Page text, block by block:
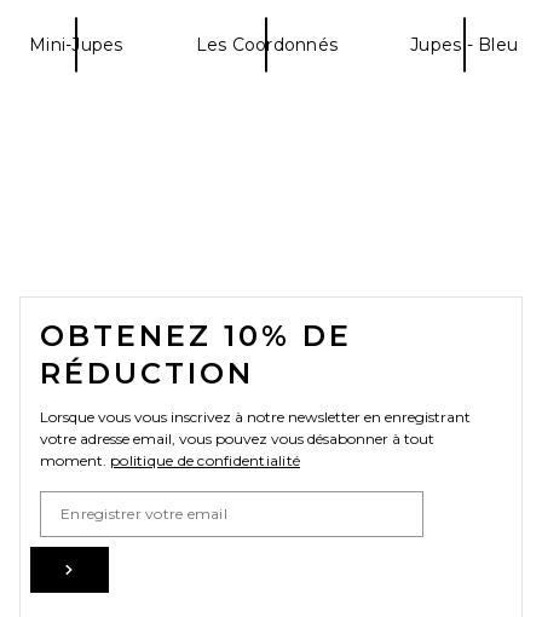
Mini-Jupes Les Coordonnés Jupes - Bleu
FOOTER
OBTENEZ 10% DE
RÉDUCTION
Lorsque vous vous inscrivez à notre newsletter en enregistrant
votre adresse email, vous pouvez vous désabonner à tout
moment. politique de confidentialité